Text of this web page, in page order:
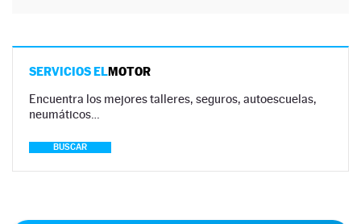
SERVICIOS ELMOTOR
Encuentra los mejores talleres, seguros, autoescuelas,
neumáticos…
BUSCAR